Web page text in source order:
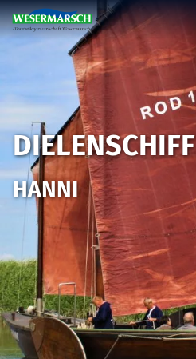
DIELENSCHIFF
HANNI